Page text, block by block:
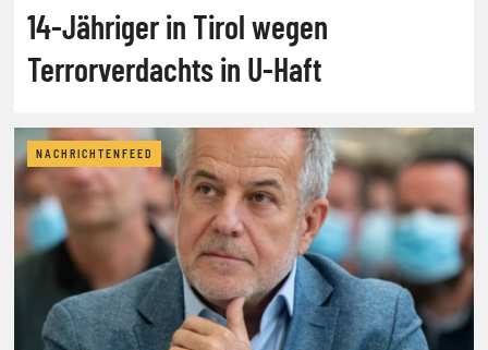
14-Jähriger in Tirol wegen
Terrorverdachts in U-Haft
NACHRICHTENFEED